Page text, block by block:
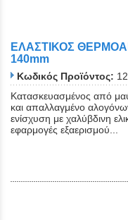
ΕΛΑΣΤΙΚΟΣ
140mm
Κωδικός Προϊόντος:
Κατασκευασμένος από
και απαλλαγμένο
ενίσχυση με χαλύβδινη
εφαρμογές εξαερισμού...